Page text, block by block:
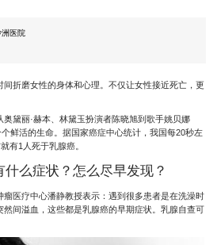
洲医院
折磨女性的身体和心理。不仅让女性接近死亡，更
黛丽·赫本、林黛玉扮演者陈晓旭到歌手姚贝娜
鲜活的生命。据国家癌症中心统计，我国每20秒左
有1人死于乳腺癌。
么症状？怎么尽早发现？
瘤医疗中心潘静教授表示：遇到很多患者是在洗澡时
间溢血，这些都是乳腺癌的早期症状。乳腺自查可